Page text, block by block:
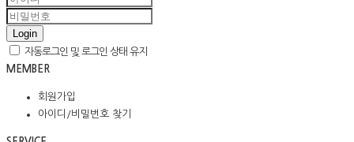
Login
자동로그인 및 로그인 상태 유지
MEMBER
회원가입
아이디/비밀번호 찾기